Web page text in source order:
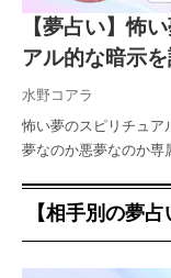
【夢占い】怖
アル的な暗示を
水野コアラ
怖い夢のスピリチュ
夢なのか悪夢なのか専
【相手別の夢